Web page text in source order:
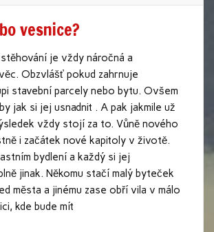
vesnice?
je vždy náročná a
Obzvlášť pokud zahrnuje
stavební parcely nebo bytu. Ovšem
jak si jej usnadnit . A pak jakmile už
vždy stojí za to. Vůně nového
i začátek nové kapitoly v životě.
bydlení a každý si jej
jinak. Někomu stačí malý byteček
města a jinému zase obří vila v málo
kde bude mít